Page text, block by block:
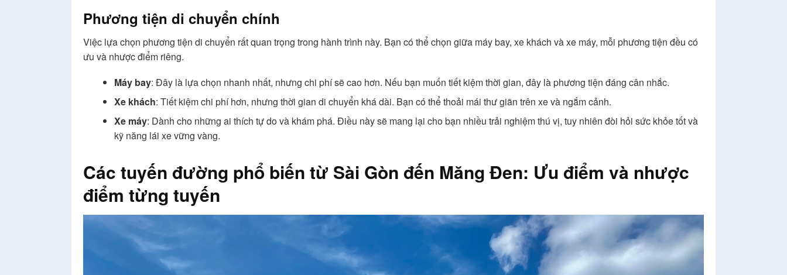
Phương tiện di chuyển chính
Việc lựa chọn phương tiện di chuyển rất quan trọng trong hành trình này. Bạn có thể chọn giữa máy bay, xe khách và xe máy, mỗi phương tiện đều có
ưu và nhược điểm riêng.
Máy bay: Đây là lựa chọn nhanh nhất, nhưng chi phí sẽ cao hơn. Nếu bạn muốn tiết kiệm thời gian, đây là phương tiện đáng cân nhắc.
Xe khách: Tiết kiệm chi phí hơn, nhưng thời gian di chuyển khá dài. Bạn có thể thoải mái thư giãn trên xe và ngắm cảnh.
Xe máy: Dành cho những ai thích tự do và khám phá. Điều này sẽ mang lại cho bạn nhiều trải nghiệm thú vị, tuy nhiên đòi hỏi sức khỏe tốt và
kỹ năng lái xe vững vàng.
Các tuyến đường phổ biến từ Sài Gòn đến Măng Đen: Ưu điểm và nhược
điểm từng tuyến